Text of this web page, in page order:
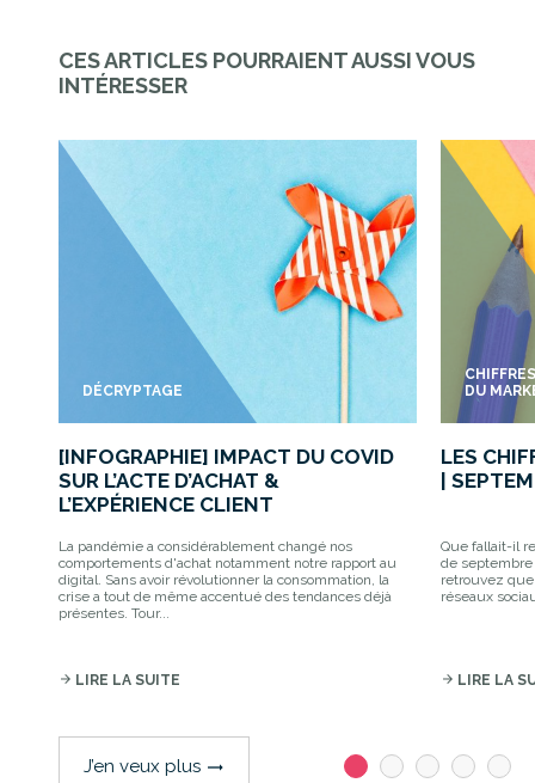
CES ARTICLES POURRAIENT AUSSI VOUS
INTÉRESSER
DÉCRYPTAGE
[INFOGRAPHIE] IMPACT DU COVID
SUR L’ACTE D’ACHAT &
L’EXPÉRIENCE CLIENT
La pandémie a considérablement changé nos
comportements d'achat notamment notre rapport au
digital. Sans avoir révolutionner la consommation, la
crise a tout de même accentué des tendances déjà
présentes. Tour...
arrow_forward LIRE LA SUITE
DU
LES
|
Que fallait-il
de
retrouvez
réseaux
arrow_forward LIRE LA
J’en veux plus trending_flat